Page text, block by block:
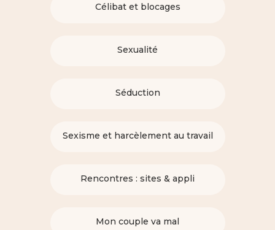
Célibat et blocages
Sexualité
Séduction
Sexisme et harcèlement au travail
Rencontres : sites & appli
Mon couple va mal